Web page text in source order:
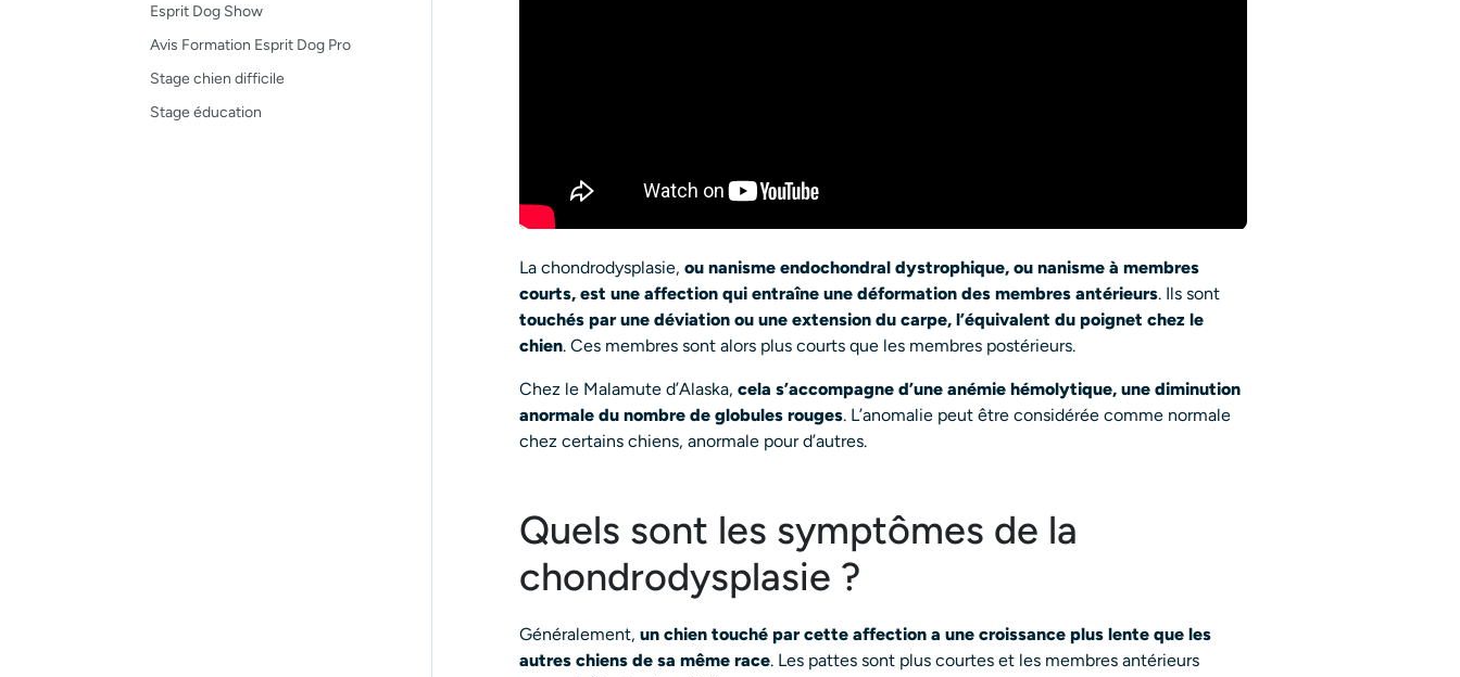
Esprit Dog Show
Avis Formation Esprit Dog Pro
Stage chien difficile
Stage éducation
La chondrodysplasie, ou nanisme endochondral dystrophique, ou nanisme à membres
courts, est une affection qui entraîne une déformation des membres antérieurs. Ils sont
touchés par une déviation ou une extension du carpe, l’équivalent du poignet chez le
chien. Ces membres sont alors plus courts que les membres postérieurs.
Chez le Malamute d’Alaska, cela s’accompagne d’une anémie hémolytique, une diminution
anormale du nombre de globules rouges. L’anomalie peut être considérée comme normale
chez certains chiens, anormale pour d’autres.
Quels sont les symptômes de la
chondrodysplasie ?
Généralement, un chien touché par cette affection a une croissance plus lente que les
autres chiens de sa même race. Les pattes sont plus courtes et les membres antérieurs